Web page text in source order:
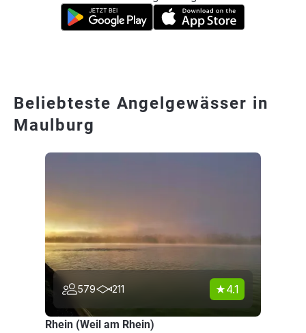
Beliebteste Angelgewässer in
Maulburg
579 211 4.1
Rhein (Weil am Rhein)